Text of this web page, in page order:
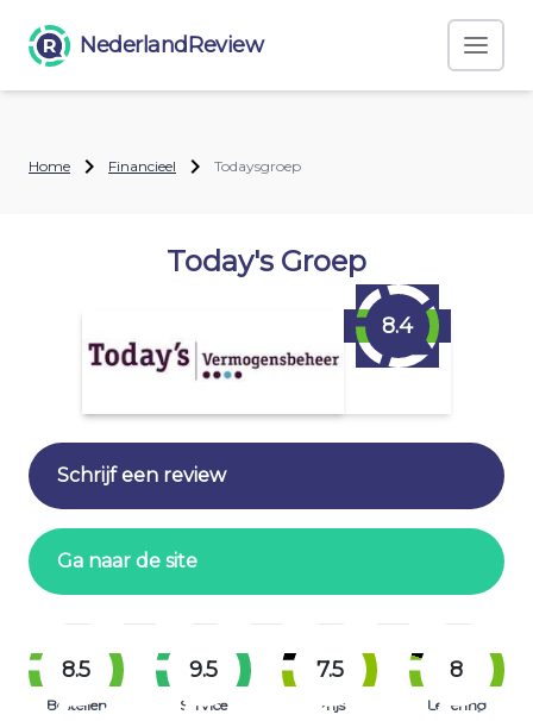
NederlandReview
Home Financieel Todaysgroep
Today's Groep
8.4
Schrijf een review
Ga naar de site
8.5
Bestellen
9.5
Service
7.5
Prijs
8
Levering